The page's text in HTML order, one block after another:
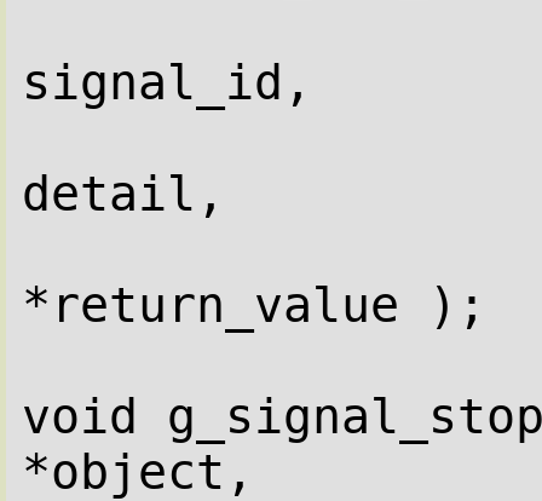
signal_id,
detail,
*return_value );
void
*object,